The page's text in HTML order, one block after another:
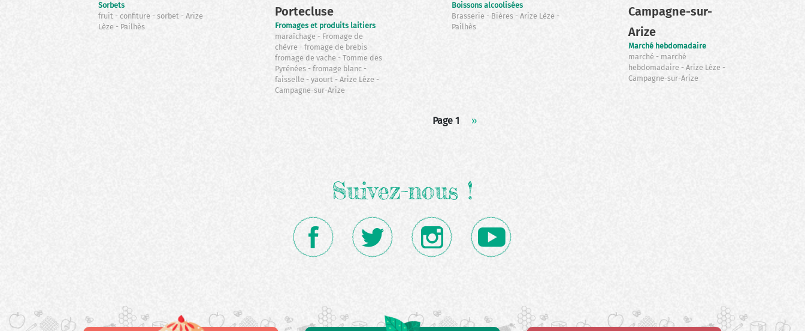
Sorbets
fruit confiture sorbet Arize
Lèze
Pailhès
Portecluse
Fromages et produits laitiers
maraîchage Fromage de
chèvre
fromage de brebis
fromage de vache Tomme des
Pyrénées fromage blanc
faisselle yaourt Arize Lèze
Campagne-sur-Arize
Boissons alcoolisées
Brasserie Bières
Arize Lèze
Pailhès
Campagne-sur-
Arize
Marché hebdomadaire
marché marché
hebdomadaire Arize Lèze
Campagne-sur-Arize
Page 1
Page
››
Suivez-nous !